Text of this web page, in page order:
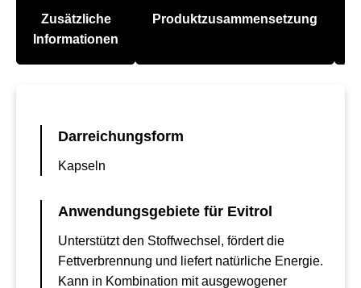
Zusätzliche
Informationen
Produktzusammensetzung
Darreichungsform
Kapseln
Anwendungsgebiete für Evitrol
Unterstützt den Stoffwechsel, fördert die
Fettverbrennung und liefert natürliche Energie.
Kann in Kombination mit ausgewogener